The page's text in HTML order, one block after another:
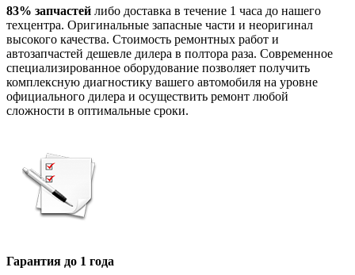
83% запчастей либо доставка в течение 1 часа до нашего
техцентра. Оригинальные запасные части и неоригинал
высокого качества. Стоимость ремонтных работ и
автозапчастей дешевле дилера в полтора раза. Современное
специализированное оборудование позволяет получить
комплексную диагностику вашего автомобиля на уровне
официального дилера и осуществить ремонт любой
сложности в оптимальные сроки.
Гарантия до 1 года